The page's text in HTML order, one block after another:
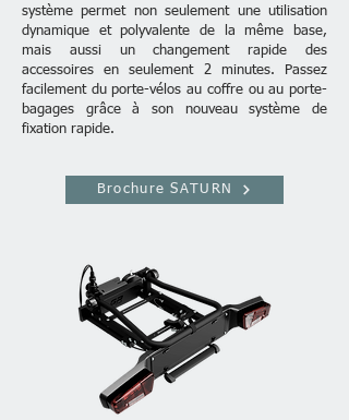
système permet non seulement une utilisation
dynamique et polyvalente de la même base,
mais aussi un changement rapide des
accessoires en seulement 2 minutes. Passez
facilement du porte-vélos au coffre ou au porte-
bagages grâce à son nouveau système de
fixation rapide.
Brochure SATURN